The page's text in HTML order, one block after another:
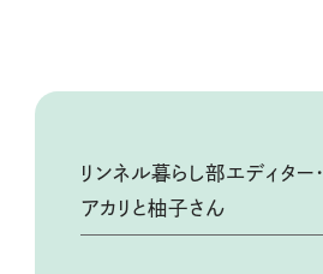
リンネル暮らし部エディター・
アカリと柚子さん